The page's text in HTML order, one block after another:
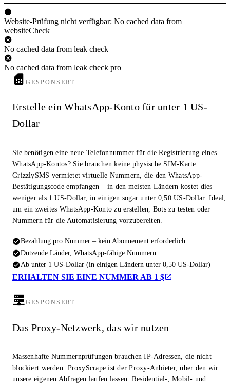
Website-Prüfung nicht verfügbar: No cached data from
websiteCheck
No cached data from leak check
No cached data from leak check pro
GESPONSERT
Erstelle ein WhatsApp-Konto für unter 1 US-
Dollar
Sie benötigen eine neue Telefonnummer für die Registrierung eines
WhatsApp-Kontos? Sie brauchen keine physische SIM-Karte.
GrizzlySMS vermietet virtuelle Nummern, die den WhatsApp-
Bestätigungscode empfangen – in den meisten Ländern kostet dies
weniger als 1 US-Dollar, in einigen sogar unter 0,50 US-Dollar. Ideal,
um ein zweites WhatsApp-Konto zu erstellen, Bots zu testen oder
Nummern für die Automatisierung vorzubereiten.
Bezahlung pro Nummer – kein Abonnement erforderlich
Dutzende Länder, WhatsApp-fähige Nummern
Ab unter 1 US-Dollar (in einigen Ländern unter 0,50 US-Dollar)
ERHALTEN SIE EINE NUMMER AB 1 $
GESPONSERT
Das Proxy-Netzwerk, das wir nutzen
Massenhafte Nummernprüfungen brauchen IP-Adressen, die nicht
blockiert werden. ProxyScrape ist der Proxy-Anbieter, über den wir
unsere eigenen Abfragen laufen lassen: Residential-, Mobil- und